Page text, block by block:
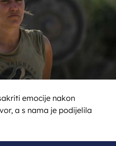
emocije nakon
a s nama je podijelila